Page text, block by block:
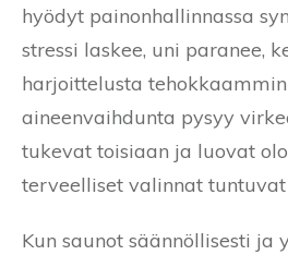
hyödyt painonhallinnassa
stressi laskee, uni paranee,
harjoittelusta
aineenvaihdunta pysyy
tukevat toisiaan ja luovat
terveelliset valinnat
Kun saunot säännöllisesti ja